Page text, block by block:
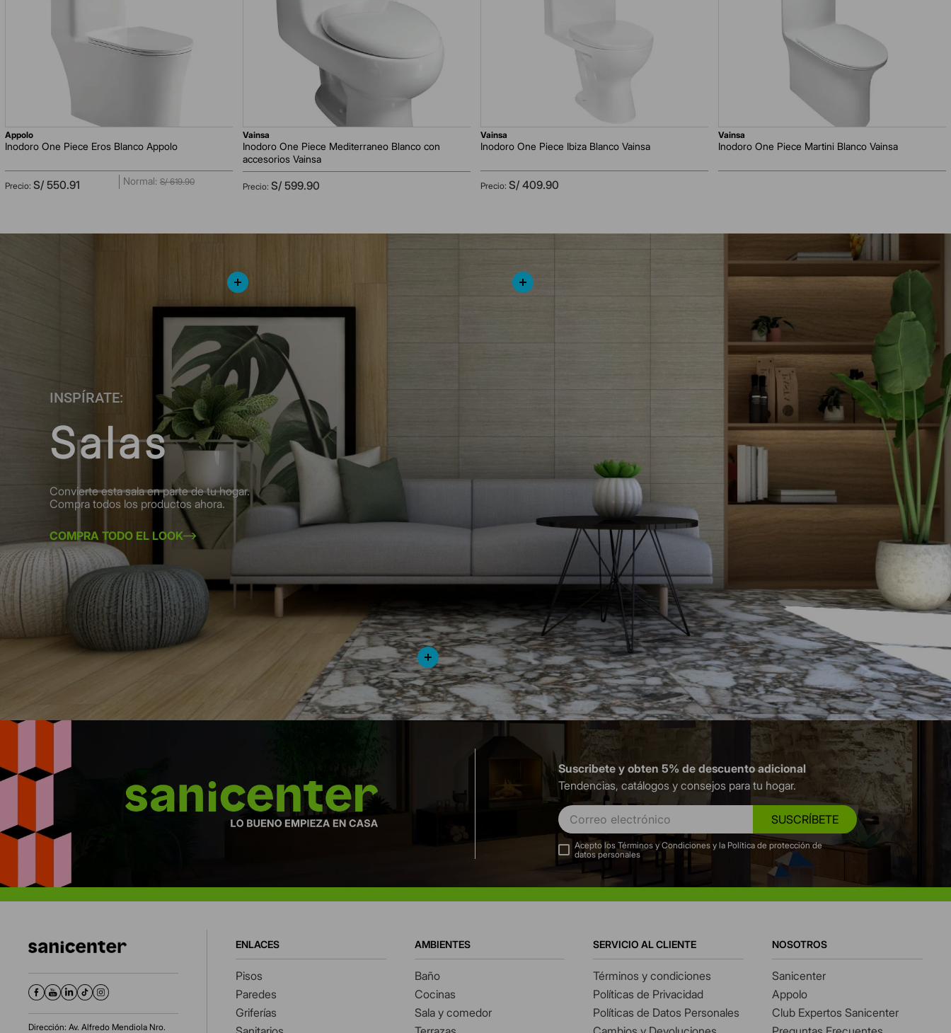
appolo
Inodoro One Piece Eros Blanco Appolo
S/ 550.91 S/ 619.90
vainsa
Inodoro One Piece Mediterraneo Blanco con
accesorios Vainsa
S/ 599.90
vainsa
Inodoro One Piece Ibiza Blanco Vainsa
S/ 409.90
vainsa
Inodoro One Piece Martini Blanco Vainsa
INSPÍRATE:
Salas
Convierte esta sala en parte de tu hogar.
Compra todos los productos ahora.
COMPRA TODO EL LOOK
Suscribete y obten 5% de descuento adicional
Tendencias, catálogos y consejos para tu hogar.
SUSCRÍBETE
Acepto los Términos y Condiciones y la Política de protección de
datos personales
Dirección: Av. Alfredo Mendiola Nro.
ENLACES
Pisos
Paredes
Griferías
AMBIENTES
Baño
Cocinas
Sala y comedor
SERVICIO AL CLIENTE
Términos y condiciones
Políticas de Privacidad
Políticas de Datos Personales
NOSOTROS
Sanicenter
Appolo
Club Expertos Sanicenter